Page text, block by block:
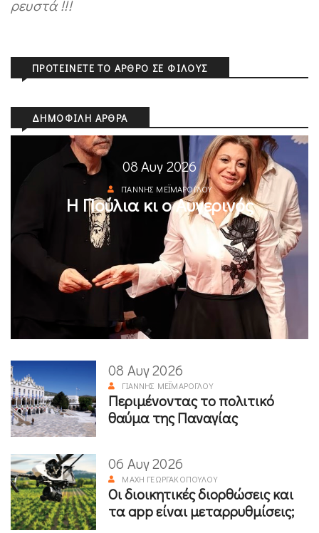
ρευστά !!!
ΠΡΟΤΕΊΝΕΤΕ ΤΟ ΆΡΘΡΟ ΣΕ ΦΊΛΟΥΣ
ΔΗΜΟΦΙΛΉ ΆΡΘΡΑ
08 Αυγ 2026
ΓΙΆΝΝΗΣ ΜΕΪΜΆΡΟΓΛΟΥ
Η Πούλια κι ο Αυγερινός
08 Αυγ 2026
ΓΙΆΝΝΗΣ ΜΕΪΜΆΡΟΓΛΟΥ
Περιμένοντας το πολιτικό
θαύμα της Παναγίας
06 Αυγ 2026
ΜΆΧΗ ΓΕΩΡΓΑΚΟΠΟΎΛΟΥ
Οι διοικητικές διορθώσεις και
τα app είναι μεταρρυθμίσεις;